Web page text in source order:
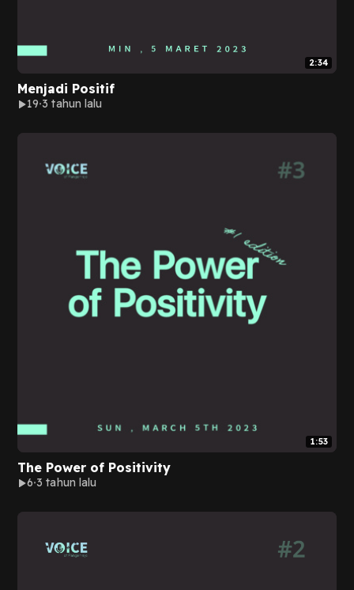
2:34
Menjadi Positif
19 3 tahun lalu
1:53
The Power of Positivity
6 3 tahun lalu